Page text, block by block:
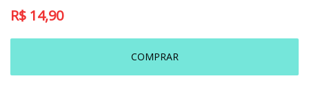
R$ 14,90
COMPRAR